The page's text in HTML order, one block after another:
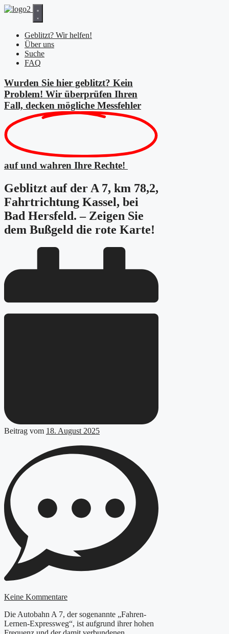
Zum
Geblitzt? Wir helfen!
Über uns
Suche
FAQ
Wurden Sie hier geblitzt? Kein
Problem! Wir überprüfen Ihren
Fall, decken mögliche Messfehler
auf und wahren Ihre Rechte!
Geblitzt auf der A 7, km 78,2,
Fahrtrichtung Kassel, bei
Bad Hersfeld. – Zeigen Sie
dem Bußgeld die rote Karte!
Beitrag vom 18. August 2025
Keine Kommentare
Die Autobahn A 7, der sogenannte „Fahren-
Lernen-Expressweg“, ist aufgrund ihrer hohen